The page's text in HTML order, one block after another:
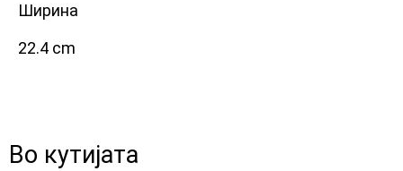
Ширина
22.4 cm
Во кутијата